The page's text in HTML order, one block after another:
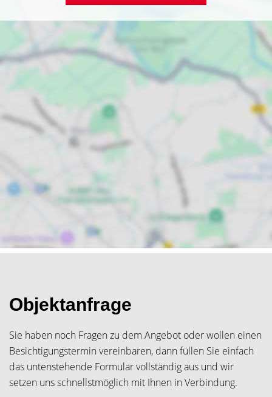
Objektanfrage
Sie haben noch Fragen zu dem Angebot oder wollen einen
Besichtigungstermin vereinbaren, dann füllen Sie einfach
das untenstehende Formular vollständig aus und wir
setzen uns schnellstmöglich mit Ihnen in Verbindung.